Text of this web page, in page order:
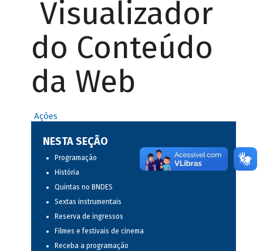
Visualizador
do Conteúdo
da Web
Ações
NESTA SEÇÃO
Programação
História
Quintas no BNDES
Sextas instrumentais
Reserva de ingressos
Filmes e festivais de cinema
Receba a programação